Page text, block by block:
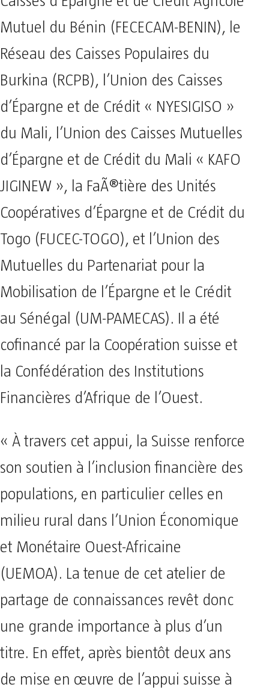
Mutuel du Bénin (FECECAM-BENIN), le
Réseau des Caisses Populaires du
Burkina (RCPB), l’Union des Caisses
d’Épargne et de Crédit « NYESIGISO »
du Mali, l’Union des Caisses Mutuelles
d’Épargne et de Crédit du Mali « KAFO
JIGINEW », la FaÃ®tière des Unités
Coopératives d’Épargne et de Crédit du
Togo (FUCEC-TOGO), et l’Union des
Mutuelles du Partenariat pour la
Mobilisation de l’Épargne et le Crédit
au Sénégal (UM-PAMECAS). Il a été
cofinancé par la Coopération suisse et
la Confédération des Institutions
Financières d’Afrique de l’Ouest.
« À travers cet appui, la Suisse renforce
son soutien à l’inclusion financière des
populations, en particulier celles en
milieu rural dans l’Union Économique
et Monétaire Ouest-Africaine
(UEMOA). La tenue de cet atelier de
partage de connaissances revêt donc
une grande importance à plus d’un
titre. En effet, après bientôt deux ans
de mise en œuvre de l’appui suisse à